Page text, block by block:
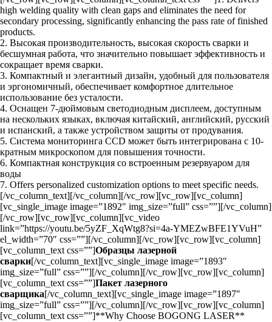
high welding quality with clean gaps and eliminates the need for
secondary processing, significantly enhancing the pass rate of finished
products.
2. Высокая производительность, высокая скорость сварки и
бесшумная работа, что значительно повышает эффективность и
сокращает время сварки.
3. Компактный и элегантный дизайн, удобный для пользователя
и эргономичный, обеспечивает комфортное длительное
использование без усталости.
4. Оснащен 7-дюймовым светодиодным дисплеем, доступным
на нескольких языках, включая китайский, английский, русский
и испанский, а также устройством защиты от продувания.
5. Система мониторинга CCD может быть интегрирована с 10-
кратным микроскопом для повышения точности.
6. Компактная конструкция со встроенным резервуаром для
воды
7. Offers personalized customization options to meet specific needs.
[/vc_column_text][/vc_column][/vc_row][vc_row][vc_column]
[vc_single_image image=”1892″ img_size=”full” css=””][/vc_column]
[/vc_row][vc_row][vc_column][vc_video
link=”https://youtu.be/5yZF_XqWtg8?si=4a-YMEZwBFE1YVuH”
el_width=”70″ css=””][/vc_column][/vc_row][vc_row][vc_column]
[vc_column_text css=””]Образцы лазерной
сварки[/vc_column_text][vc_single_image image=”1893″
img_size=”full” css=””][/vc_column][/vc_row][vc_row][vc_column]
[vc_column_text css=””]Пакет лазерного
сварщика[/vc_column_text][vc_single_image image=”1897″
img_size=”full” css=””][/vc_column][/vc_row][vc_row][vc_column]
[vc_column_text css=””]**Why Choose BOGONG LASER**